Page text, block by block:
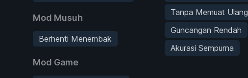
Mod Musuh
Berhenti Menembak
Mod Game
Tanpa Memuat Ulang
Guncangan Rendah
Akurasi Sempurna